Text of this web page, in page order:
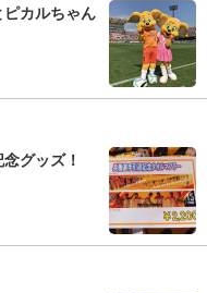
カルちゃん
念グッズ！